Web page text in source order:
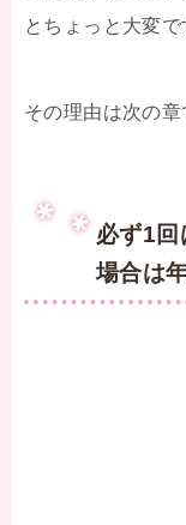
とちょっと大変で
その理由は次の章
必ず1回
場合は